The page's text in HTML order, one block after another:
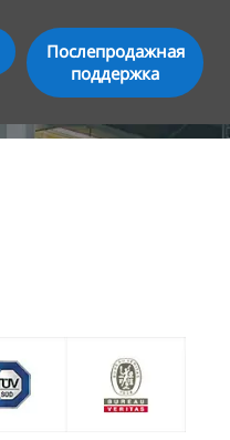
Послепродажная
поддержка